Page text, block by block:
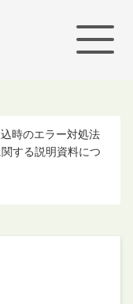
時のエラー対処法
する説明資料につ